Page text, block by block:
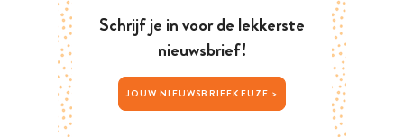
Schrijf je in voor de lekkerste
nieuwsbrief!
JOUW NIEUWSBRIEFKEUZE >